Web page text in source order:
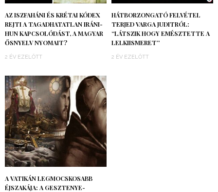
AZ ISZFAHÁNI ÉS KRÉTAI KÓDEX
REJTI A TAGADHATATLAN IRÁNI-
HUN KAPCSOLÓDÁST, A MAGYAR
ŐSNYELV NYOMAIT?
2 ÉV EZELŐTT
HÁTBORZONGATÓ FELVÉTEL
TERJED VARGA JUDITRÓL:
“LÁTSZIK HOGY EMÉSZTETTE A
LELKIISMERET”
2 ÉV EZELŐTT
A VATIKÁN LEGMOCSKOSABB
ÉJSZAKÁJA: A GESZTENYE-